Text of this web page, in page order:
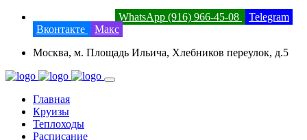
WhatsApp (916) 966-45-08
Telegram
Вконтакте
Макс
Москва, м. Площадь Ильича, Хлебников переулок, д.5
Главная
Круизы
Теплоходы
Расписание